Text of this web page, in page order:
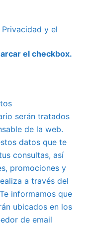
y el
el checkbox.
serán tratados
de la web.
datos que te
consultas, así
promociones y
a través del
informamos que
ubicados en los
de email